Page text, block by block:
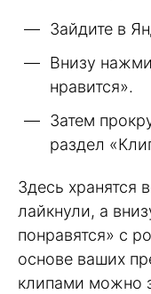
Зайдите в
Внизу
нравится».
Затем
раздел
Здесь хранятся
лайкнули, а
понравятся» с
основе ваших
клипами можно